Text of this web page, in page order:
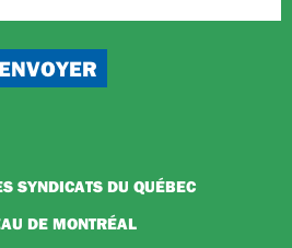
SYNDICATS DU QUÉBEC
DE MONTRÉAL